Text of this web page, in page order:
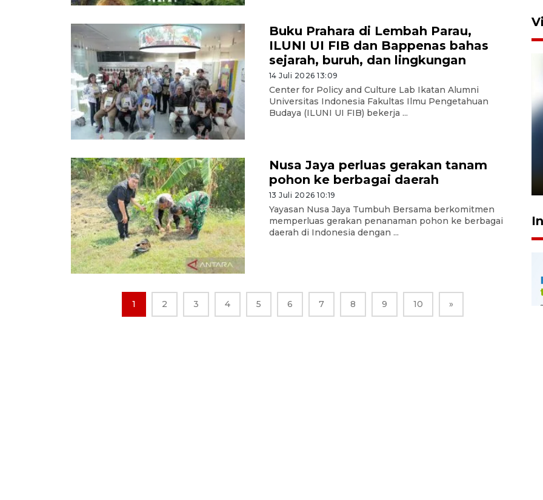
Buku Prahara di Lembah Parau,
ILUNI UI FIB dan Bappenas bahas
sejarah, buruh, dan lingkungan
14 Juli 2026 13:09
Center for Policy and Culture Lab Ikatan Alumni
Universitas Indonesia Fakultas Ilmu Pengetahuan
Budaya (ILUNI UI FIB) bekerja ...
Nusa Jaya perluas gerakan tanam
pohon ke berbagai daerah
13 Juli 2026 10:19
Yayasan Nusa Jaya Tumbuh Bersama berkomitmen
memperluas gerakan penanaman pohon ke berbagai
daerah di Indonesia dengan ...
1 2 3 4 5 6 7 8 9 10 »
sampai 8 tahan?
1 Juni 2026 05:47